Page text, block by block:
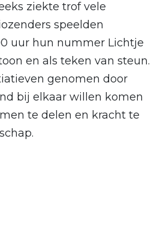
ziekte trof vele
speelden
uur hun nummer Lichtje
en als teken van steun.
genomen door
bij elkaar willen komen
te delen en kracht te